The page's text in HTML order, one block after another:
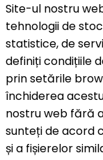
Site-ul nostru
tehnologii de
statistice, de
definiți condițiile
prin setările
închiderea
nostru web fără
sunteți de acord
și a fișierelor